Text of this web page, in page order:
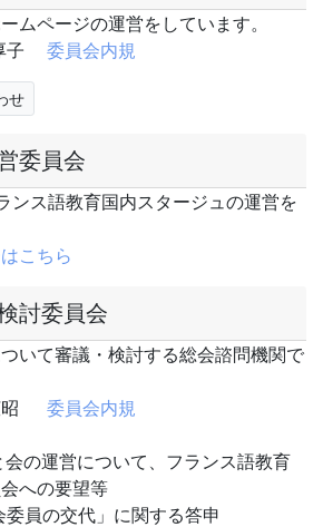
ムページの運営をしています。
子 委員会内規
せ
委員会
ンス語教育国内スタージュの運営を
こちら
討委員会
いて審議・検討する総会諮問機関で
昭 委員会内規
の運営について、フランス語教育
への要望等
員の交代」に関する答申